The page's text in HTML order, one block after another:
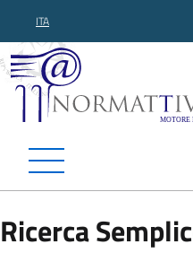
ITA
Ricerca